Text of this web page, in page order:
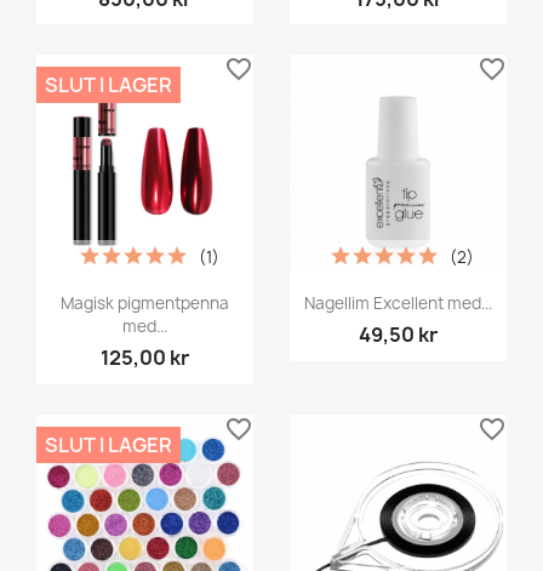
Magisk pigmentpenna
med...
125,00 kr
(1)
SLUT I LAGER
favorite_border
Nagellim Excellent med...
49,50 kr
(2)
favorite_border
SLUT I LAGER
favorite_border favorite_border